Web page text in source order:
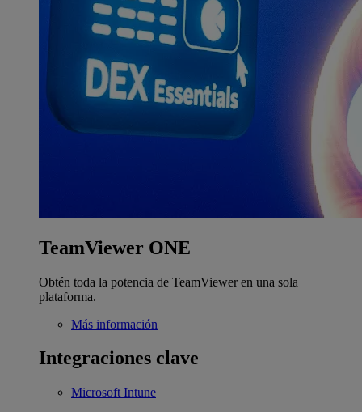
TeamViewer ONE
Obtén toda la potencia de TeamViewer en una sola
plataforma.
Más información
Integraciones clave
Microsoft Intune